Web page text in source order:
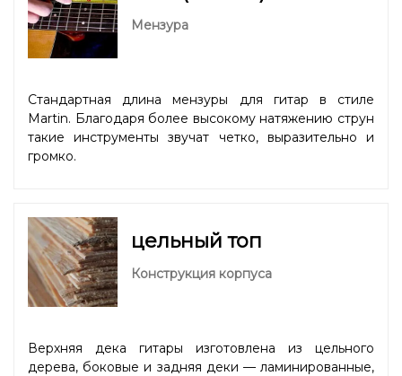
Мензура
Стандартная длина мензуры для гитар в стиле
Martin. Благодаря более высокому натяжению струн
такие инструменты звучат четко, выразительно и
громко.
цельный топ
Конструкция корпуса
Верхняя дека гитары изготовлена из цельного
дерева, боковые и задняя деки — ламинированные,